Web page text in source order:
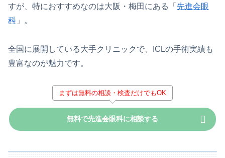
すが、特におすすめなのは大阪・梅田にある「 先進会眼
科 」。
全国に展開している大手クリニックで、ICLの手術実績も
豊富なのが魅力です。
まずは無料の相談・検査だけでもOK
無料で先進会眼科に相談する